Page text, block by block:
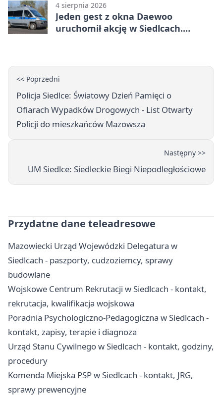
4 sierpnia 2026
Jeden gest z okna Daewoo
uruchomił akcję w Siedlcach.
<< Poprzedni
Policja Siedlce: Światowy Dzień Pamięci o
Ofiarach Wypadków Drogowych - List Otwarty
Policji do mieszkańców Mazowsza
Następny >>
UM Siedlce: Siedleckie Biegi Niepodległościowe
Przydatne dane teleadresowe
Mazowiecki Urząd Wojewódzki Delegatura w
Siedlcach - paszporty, cudzoziemcy, sprawy
budowlane
Wojskowe Centrum Rekrutacji w Siedlcach - kontakt,
rekrutacja, kwalifikacja wojskowa
Poradnia Psychologiczno-Pedagogiczna w Siedlcach -
kontakt, zapisy, terapie i diagnoza
Urząd Stanu Cywilnego w Siedlcach - kontakt, godziny,
procedury
Komenda Miejska PSP w Siedlcach - kontakt, JRG,
sprawy prewencyjne